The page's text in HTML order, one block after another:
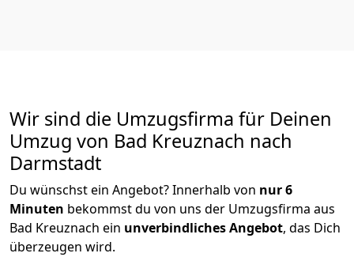
Wir sind die Umzugsfirma für Deinen
Umzug von Bad Kreuznach nach
Darmstadt
Du wünschst ein Angebot? Innerhalb von nur 6
Minuten bekommst du von uns der Umzugsfirma aus
Bad Kreuznach ein unverbindliches Angebot, das Dich
überzeugen wird.